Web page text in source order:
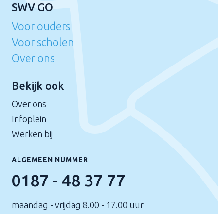
SWV GO
Voor ouders
Voor scholen
Over ons
Bekijk ook
Over ons
Infoplein
Werken bij
ALGEMEEN NUMMER
0187 - 48 37 77
maandag - vrijdag 8.00 - 17.00 uur